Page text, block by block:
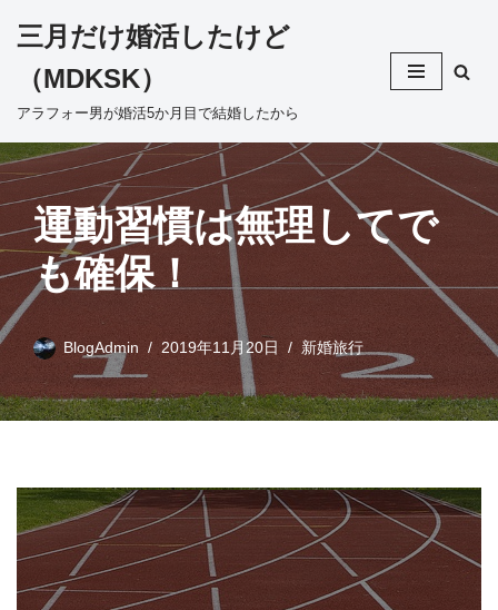
テ
ン
ツ
キ
ッ
プ
三月だけ婚活したけど
（MDKSK）
アラフォー男が婚活5か月目で結婚したから
運動習慣は無理してで
も確保！
BlogAdmin 2019年11月20日 新婚旅行